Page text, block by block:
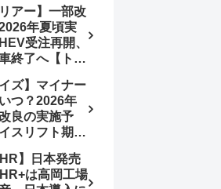
納期4～5か
・冬用タイ
ダネス日本発
オブザイヤー
賞受賞後も
アー】一部改
年夏頃実
受注再開、
終了へ【トヨ
年以降予
ズ】マイナー
つ？2026年
良の実施予
スリフト期
短縮【ダイハ
】前回改良は
】日本発売
は高岡工場